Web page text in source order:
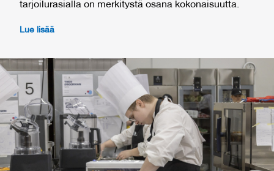
tarjoilurasialla on merkitystä osana kokonaisuutta.
Lue lisää